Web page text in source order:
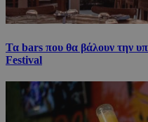
Τα bars που θα βάλουν την
Festival